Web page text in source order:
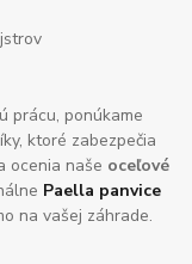
prácu, ponúkame
ktoré zabezpečia
ocenia naše oceľové
Paella panvice
na vašej záhrade.